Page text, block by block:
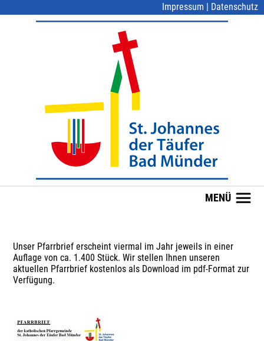
Impressum | Datenschutz
MENÜ
Unser Pfarrbrief erscheint viermal im Jahr jeweils in einer
Auflage von ca. 1.400 Stück. Wir stellen Ihnen unseren
aktuellen Pfarrbrief kostenlos als Download im pdf-Format zur
Verfügung.